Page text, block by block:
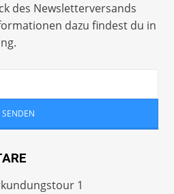
des Newsletterversands
dazu findest du in
.
1